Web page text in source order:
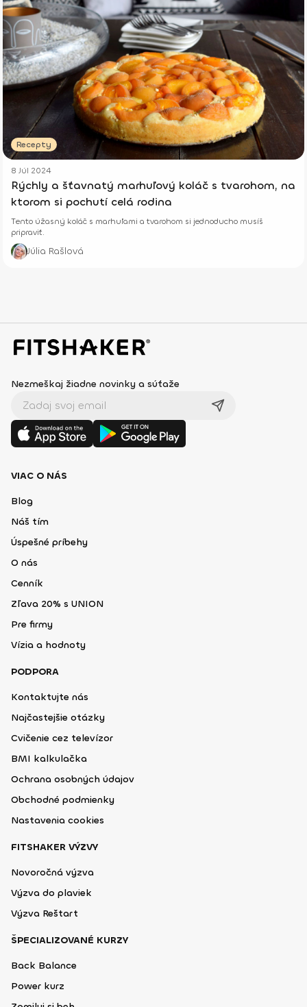
Recepty
8 Júl 2024
Rýchly a šťavnatý marhuľový koláč s tvarohom, na
ktorom si pochutí celá rodina
Tento úžasný koláč s marhuľami a tvarohom si jednoducho musíš
pripraviť.
Júlia Rašlová
Nezmeškaj žiadne novinky a súťaže
VIAC O NÁS
Blog
Náš tím
Úspešné príbehy
O nás
Cenník
Zľava 20% s UNION
Pre firmy
Vízia a hodnoty
PODPORA
Kontaktujte nás
Najčastejšie otázky
Cvičenie cez televízor
BMI kalkulačka
Ochrana osobných údajov
Obchodné podmienky
Nastavenia cookies
FITSHAKER VÝZVY
Novoročná výzva
Výzva do plaviek
Výzva Reštart
ŠPECIALIZOVANÉ KURZY
Back Balance
Power kurz